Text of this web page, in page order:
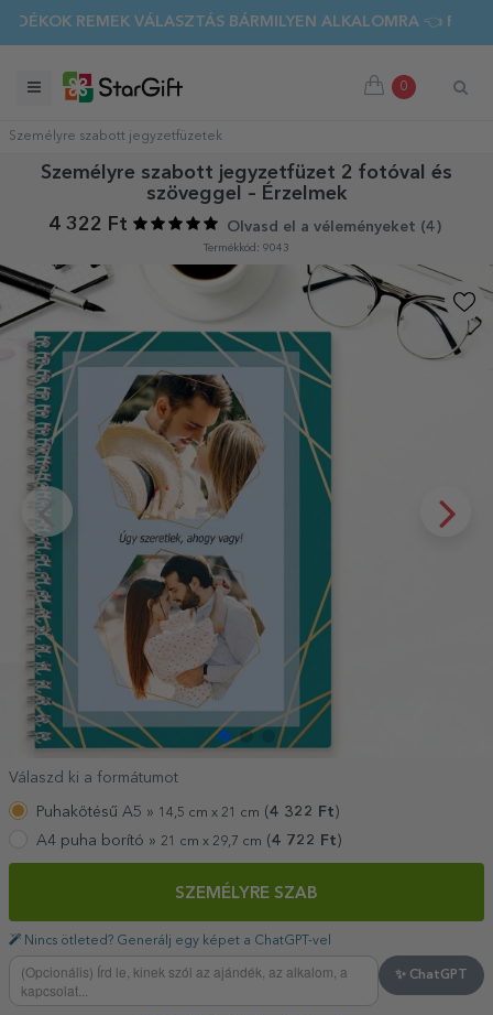
REMEK VÁLASZTÁS BÁRMILYEN ALKALOMRA 👈 FEDEZD FEL
0
Személyre szabott jegyzetfüzetek
Személyre szabott jegyzetfüzet 2 fotóval és
szöveggel – Érzelmek
4 322 Ft
Olvasd el a véleményeket (4 )
Termékkód: 9043
Válaszd ki a formátumot
Puhakötésű A5 » 14,5 cm x 21 cm (4 322 Ft )
A4 puha borító » 21 cm x 29,7 cm (4 722 Ft)
SZEMÉLYRE SZAB
Nincs ötleted? Generálj egy képet a ChatGPT-vel
✨ ChatGPT